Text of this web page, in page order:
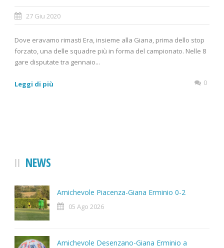
27 Giu 2020
Dove eravamo rimasti Era, insieme alla Giana, prima dello stop
forzato, una delle squadre più in forma del campionato. Nelle 8
gare disputate tra gennaio...
Leggi di più 0
NEWS
Amichevole Piacenza-Giana Erminio 0-2
05 Ago 2026
Amichevole Desenzano-Giana Erminio a